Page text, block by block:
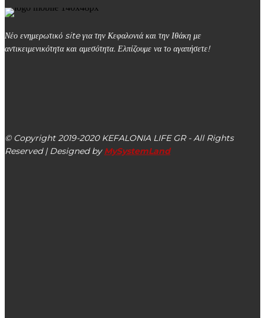
Νέο ενημερωτικό site για την Κεφαλονιά και την Ιθάκη με
αντικειμενικότητα και αμεσότητα. Ελπίζουμε να το αγαπήσετε!
© Copyright 2019-2020 KEFALONIA LIFE GR - All Rights
Reserved | Designed by MySystemLand